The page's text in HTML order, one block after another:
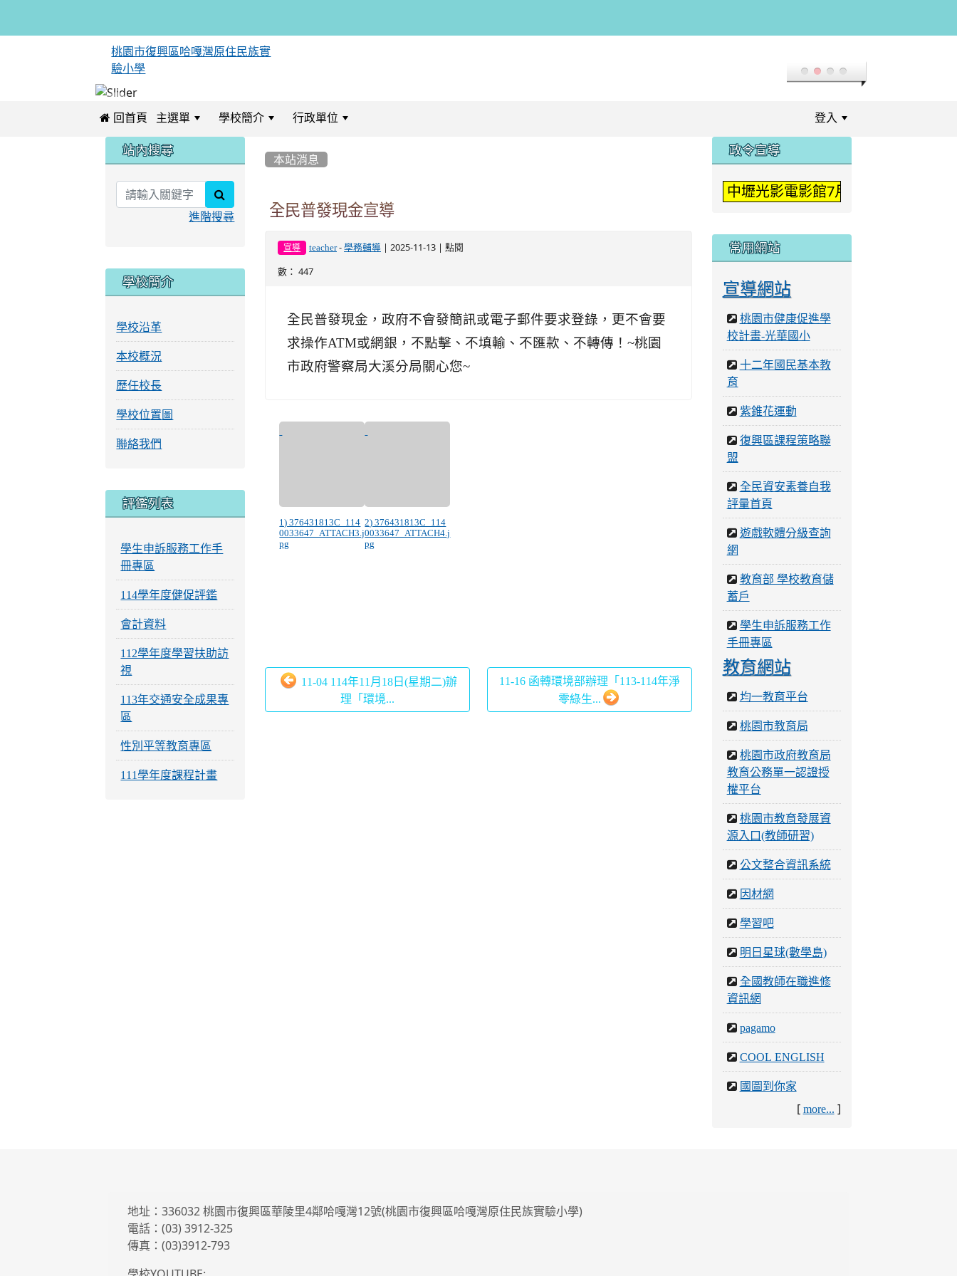
桃園市復興區哈嘎灣原住民族實
驗小學
 回首頁 主選單 學校簡介 行政單位 登入
本站消息
全民普發現金宣導
宣導 teacher- 學務輔導 | 2025-11-13 | 點閱
數： 447
全民普發現金，政府不會發簡訊或電子郵件要求登錄，更不會要
求操作ATM或網銀，不點擊、不填輸、不匯款、不轉傳！~桃園
市政府警察局大溪分局關心您~
1) 376431813C_114
0033647_ATTACH3.j
pg
2) 376431813C_114
0033647_ATTACH4.j
pg
11-04 114年11月18日(星期二)辦
理「環境...
11-16 函轉環境部辦理「113-114年淨
零綠生...
站內搜尋
進階搜尋
學校簡介
學校沿革
本校概況
歷任校長
學校位置圖
聯絡我們
評鑑列表
學生申訴服務工作手
冊專區
114學年度健促評鑑
會計資料
112學年度學習扶助訪
視
113年交通安全成果專
區
性別平等教育專區
111學年度課程計畫
政令宣導
中壢光影電影館7月「登入二次元」
常用網站
宣導網站
桃園市健康促進學
校計畫-光華國小
十二年國民基本教
育
紫錐花運動
復興區課程策略聯
盟
全民資安素養自我
評量首頁
遊戲軟體分級查詢
網
教育部 學校教育儲
蓄戶
學生申訴服務工作
手冊專區
教育網站
均一教育平台
桃園市教育局
桃園市政府教育局
教育公務單一認證授
權平台
桃園市教育發展資
源入口(教師研習)
公文整合資訊系統
因材網
學習吧
明日星球(數學島)
全國教師在職進修
資訊網
pagamo
COOL ENGLISH
國圖到你家
[ more... ]
地址：336032 桃園市復興區華陵里4鄰哈嘎灣12號(桃園市復興區哈嘎灣原住民族實驗小學)
電話：(03) 3912-325
傳真：(03)3912-793